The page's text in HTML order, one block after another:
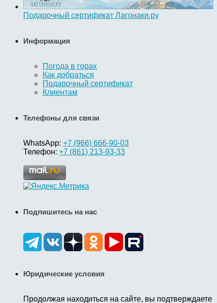
Подарочный сертификат Лагонаки.ру
Информация
Погода в горах
Как добраться
Подарочный сертификат
Клиентам
Телефоны для связи
WhatsApp: +7 (966) 666-90-03
Телефон: +7 (861) 213-93-33
Подпишитесь на нас
Юридические условия
Продолжая находиться на сайте, вы подтверждаете